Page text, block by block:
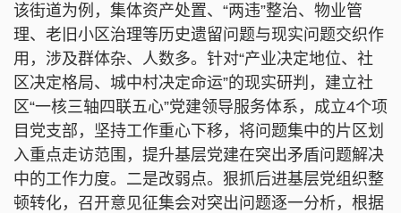
该街道为例，集体资产处置、“两违”整治、物业管
理、老旧小区治理等历史遗留问题与现实问题交织作
用，涉及群体杂、人数多。针对“产业决定地位、社
区决定格局、城中村决定命运”的现实研判，建立社
区“一核三轴四联五心”党建领导服务体系，成立4个项
目党支部，坚持工作重心下移，将问题集中的片区划
入重点走访范围，提升基层党建在突出矛盾问题解决
中的工作力度。二是改弱点。狠抓后进基层党组织整
顿转化，召开意见征集会对突出问题逐一分析，根据